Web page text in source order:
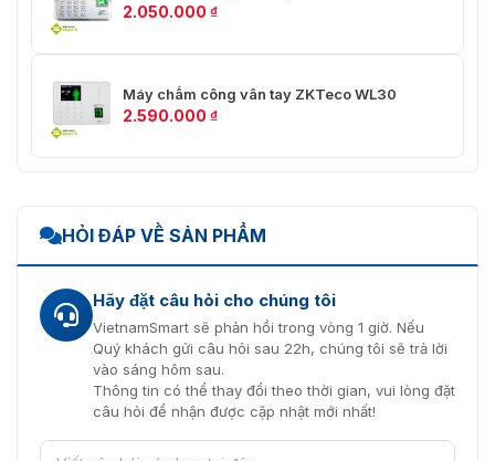
2.050.000 ₫
Máy chấm công vân tay ZKTeco WL30
2.590.000 ₫
HỎI ĐÁP VỀ SẢN PHẨM
Hãy đặt câu hỏi cho chúng tôi
VietnamSmart sẽ phản hồi trong vòng 1 giờ. Nếu
Quý khách gửi câu hỏi sau 22h, chúng tôi sẽ trả lời
vào sáng hôm sau.
Thông tin có thể thay đổi theo thời gian, vui lòng đặt
câu hỏi để nhận được cập nhật mới nhất!